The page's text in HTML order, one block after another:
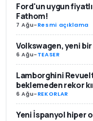
Ford'un uygun
Fathom!
7 Ağu-Resmi açıklama
Volkswagen, yeni
6 Ağu-TEASER
Lamborghini
beklemeden rekor
6 Ağu-REKORLAR
Yeni İspanyol hiper